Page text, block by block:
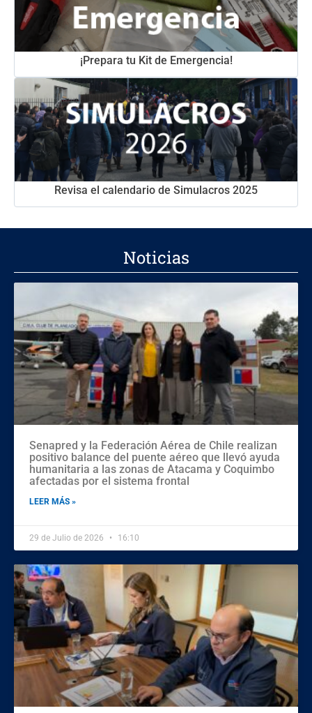
¡Prepara tu Kit de Emergencia!
Revisa el calendario de Simulacros 2025
Noticias
Senapred y la Federación Aérea de Chile realizan
positivo balance del puente aéreo que llevó ayuda
humanitaria a las zonas de Atacama y Coquimbo
afectadas por el sistema frontal
LEER MÁS »
29 de Julio de 2026 16:10